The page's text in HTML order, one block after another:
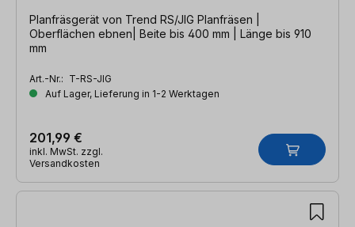
Planfräsgerät von Trend RS/JIG Planfräsen |
Oberflächen ebnen| Beite bis 400 mm | Länge bis 910
mm
Art.-Nr.: T-RS-JIG
Auf Lager, Lieferung in 1-2 Werktagen
201,99 €
inkl. MwSt. zzgl.
Versandkosten